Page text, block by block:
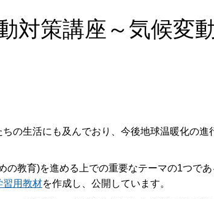
対策講座～気候変
の生活にも及んでおり、今後地球温暖化の進
教育)を進める上での重要なテーマの1つであ
習用教材を作成し、公開しています。